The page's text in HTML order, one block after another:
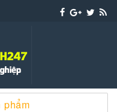
cài win
phẩm